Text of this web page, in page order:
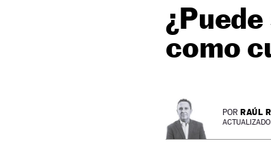
como
POR RAÚL